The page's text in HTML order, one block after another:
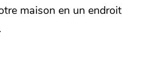
maison en un endroit